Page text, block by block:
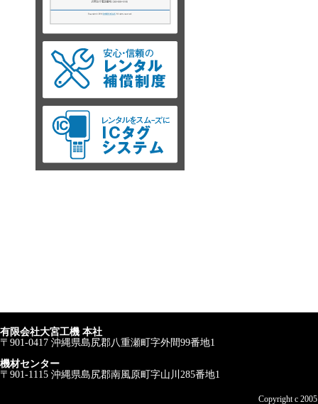
有限会社大宮工機 本社
〒901-0417 沖縄県島尻郡八重瀬町字外間99番地1
機材センター
〒901-1115 沖縄県島尻郡南風原町字山川285番地1
Copyright c